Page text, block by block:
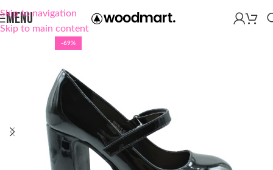
Skip to navigation
Skip to main content
MENU
-69%